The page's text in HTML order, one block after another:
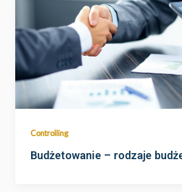
Controlling
Budżetowanie – rodzaje